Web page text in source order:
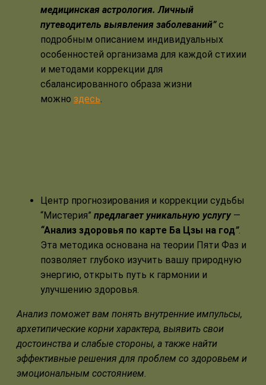
медицинская астрология. Личный
путеводитель выявления заболеваний”с
подробным описанием индивидуальных
особенностей организама для каждой стихии
и методами коррекции для
сбалансированного образа жизни
можно здесь.
Центр прогнозирования и коррекции судьбы
“Мистерия” предлагает уникальную услугу—
“Анализ здоровья по карте Ба Цзы на год”.
Эта методика основана на теории Пяти Фаз и
позволяет глубоко изучить вашу природную
энергию, открыть путь к гармонии и
улучшению здоровья.
Анализ поможет вам понять внутренние импульсы,
архетипические корни характера, выявить свои
достоинства и слабые стороны, а также найти
эффективные решения для проблем со здоровьем и
эмоциональным состоянием.